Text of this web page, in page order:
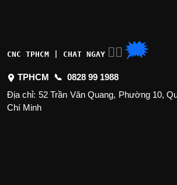
CNC TPHCM | CHAT NGAY 👉🏽 🗯
TPHCM 📞 0828 99 1988
Địa chỉ: 52 Trần Văn Quang, Phường 10,
Chí Minh